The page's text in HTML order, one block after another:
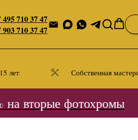
495 710 37 47
903 710 37 47
лет Собственная
вторые фотохромы